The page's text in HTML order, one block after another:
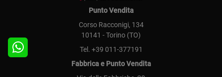
Punto Vendita
Corso Racconigi, 134
10141 - Torino (TO)
Tel. +39 011-377191
Fabbrica e Punto Vendita